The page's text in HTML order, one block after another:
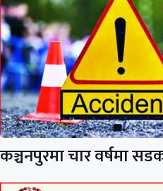
कञ्चनपुरमा चार वर्षमा